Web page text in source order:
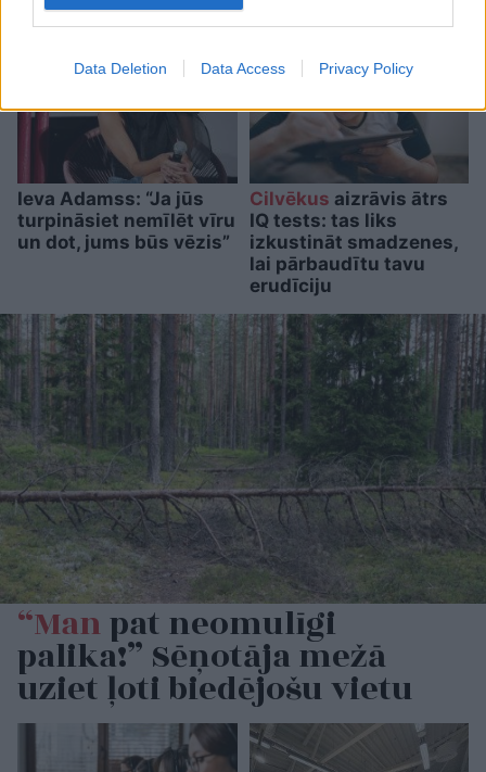
Data Deletion Data Access Privacy Policy
Ieva Adamss: “Ja jūs
turpināsiet nemīlēt vīru
un dot, jums būs vēzis”
Cilvēkus aizrāvis ātrs
IQ tests: tas liks
izkustināt smadzenes,
lai pārbaudītu tavu
erudīciju
“Manpat neomulīgi
palika!” Sēņotāja mežā
uziet ļoti biedējošu vietu